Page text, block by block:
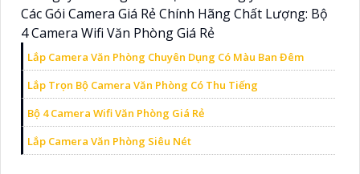
Các Gói Camera Giá Rẻ Chính Hãng Chất Lượng: Bộ
4 Camera Wifi Văn Phòng Giá Rẻ
Lắp Camera Văn Phòng Chuyên Dụng Có Màu Ban Đêm
Lắp Trọn Bộ Camera Văn Phòng Có Thu Tiếng
Bộ 4 Camera Wifi Văn Phòng Giá Rẻ
Lắp Camera Văn Phòng Siêu Nét